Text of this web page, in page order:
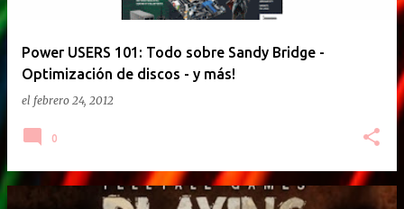
d
Power USERS 101: Todo sobre Sandy Bridge -
Optimización de discos - y más!
el febrero 24, 2012
0